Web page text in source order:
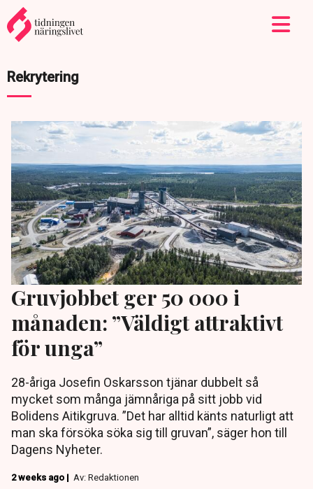
Rekrytering
Gruvjobbet ger 50 000 i
månaden: ”Väldigt attraktivt
för unga”
28-åriga Josefin Oskarsson tjänar dubbelt så
mycket som många jämnåriga på sitt jobb vid
Bolidens Aitikgruva. ”Det har alltid känts naturligt att
man ska försöka söka sig till gruvan”, säger hon till
Dagens Nyheter.
2 weeks ago | Av: Redaktionen